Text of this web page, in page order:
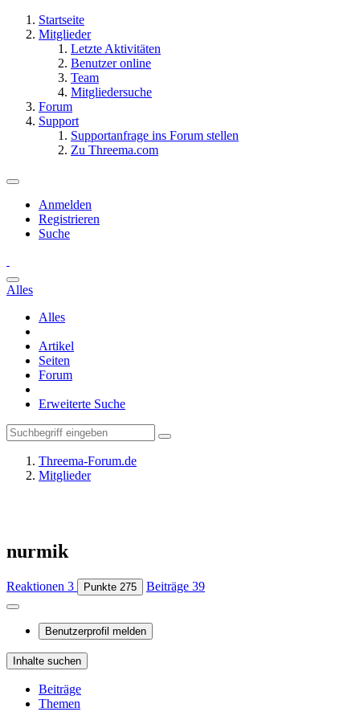
Startseite
Mitglieder
Letzte Aktivitäten
Benutzer online
Team
Mitgliedersuche
Forum
Support
Supportanfrage ins Forum stellen
Zu Threema.com
Anmelden
Registrieren
Suche
Alles
Alles
Artikel
Seiten
Forum
Erweiterte Suche
Threema-Forum.de
Mitglieder
nurmik
Reaktionen 3 Punkte 275 Beiträge 39
Benutzerprofil melden
Inhalte suchen
Beiträge
Themen